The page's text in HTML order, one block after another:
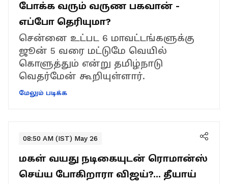
போக்க வரும் வருண பகவான் -
எப்போ தெரியுமா?
சென்னை உட்பட 6 மாவட்டங்களுக்கு
ஜூன் 5 வரை மட்டுமே வெயில்
கொளுத்தும் என்று தமிழ்நாடு
வெதர்மேன் கூறியுள்ளார்.
மேலும் படிக்க
08:50 AM (IST) May 26
மகள் வயது நடிகையுடன் ரொமான்ஸ்
செய்ய போகிறாரா விஜய்?... தீயாய்